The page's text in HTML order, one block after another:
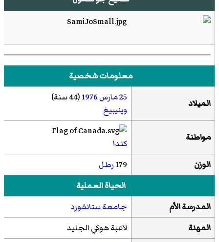
معلومات شخصية
الميلاد 25 مارس 1976(44 سنة)
وينيبيغ
مواطنة
كندا
الوزن
179رطل
الحياة العملية
المدرسة الأم
جامعة ستانفورد
المهنة
لاعبة هوكي الجليد